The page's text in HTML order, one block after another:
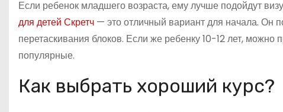
Если ребенок младшего возраста, ему лучше подойдут
для детей Скретч — это отличный вариант для начала. Он
перетаскивания блоков. Если же ребенку 10-12 лет,
популярные.
Как выбрать хороший курс?